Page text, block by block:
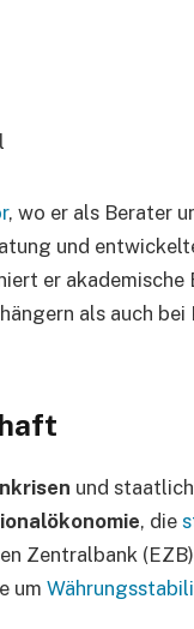
, wo er als Berater
und
er akademische
als auch
und
, die
Zentralbank
um